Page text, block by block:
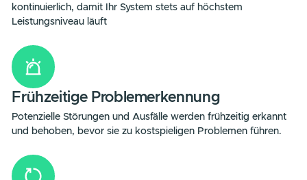
Problemerkennung und eine umfassende Betreuung,
Energiesystem optimal läuft und Sie entlastet sind.
Betriebsführung im Blick
Maximale Wirtschaftlichkeit
Wir optimieren den Betrieb Ihres Energiesystems